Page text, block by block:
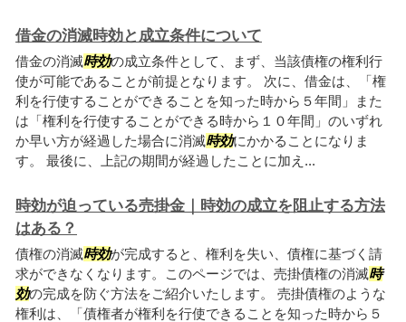
借金の消滅時効と成立条件について
借金の消滅時効の成立条件として、まず、当該債権の権利行
使が可能であることが前提となります。 次に、借金は、「権
利を行使することができることを知った時から５年間」また
は「権利を行使することができる時から１０年間」のいずれ
か早い方が経過した場合に消滅時効にかかることになりま
す。 最後に、上記の期間が経過したことに加え...
時効が迫っている売掛金｜時効の成立を阻止する方法
はある？
債権の消滅時効が完成すると、権利を失い、債権に基づく請
求ができなくなります。このページでは、売掛債権の消滅時
効の完成を防ぐ方法をご紹介いたします。 売掛債権のような
権利は、「債権者が権利を行使できることを知った時から５